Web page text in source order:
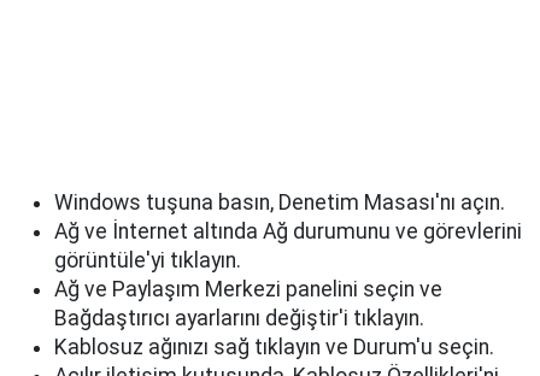
Windows tuşuna basın, Denetim Masası'nı açın.
Ağ ve İnternet altında Ağ durumunu ve görevlerini
görüntüle'yi tıklayın.
Ağ ve Paylaşım Merkezi panelini seçin ve
Bağdaştırıcı ayarlarını değiştir'i tıklayın.
Kablosuz ağınızı sağ tıklayın ve Durum'u seçin.